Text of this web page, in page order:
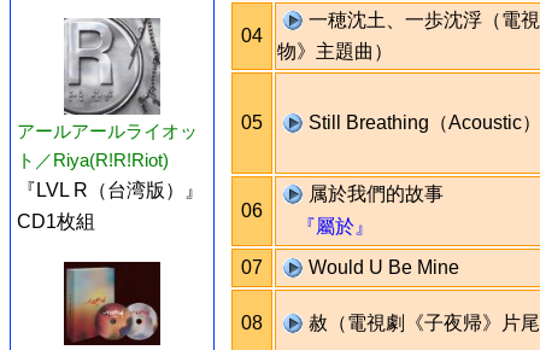
アールアールライオッ
ト／Riya(R!R!Riot)
『LVL R（台湾版）』
CD1枚組
04
一穂沈土、一歩沈浮（電
物》主題曲）
05 Still Breathing（Acoustic）
06
属於我們的故事
『屬於』
07
Would U Be Mine
08 赦（電視劇《子夜帰》片